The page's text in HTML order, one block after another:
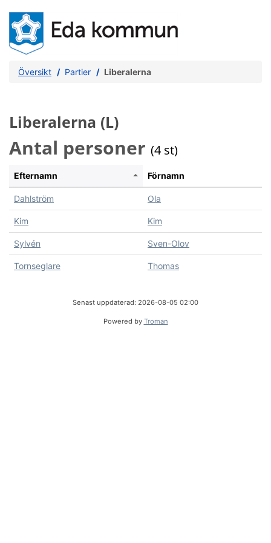
Översikt Partier Liberalerna
Liberalerna (L)
Antal personer (4 st)
Efternamn Förnamn
Dahlström Ola
Kim Kim
Sylvén Sven-Olov
Tornseglare Thomas
Senast uppdaterad: 2026-08-05 02:00
Powered by Troman